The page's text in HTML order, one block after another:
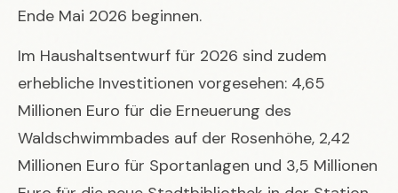
Ende Mai 2026 beginnen.
Im Haushaltsentwurf für 2026 sind zudem
erhebliche Investitionen vorgesehen: 4,65
Millionen Euro für die Erneuerung des
Waldschwimmbades auf der Rosenhöhe, 2,42
Millionen Euro für Sportanlagen und 3,5 Millionen